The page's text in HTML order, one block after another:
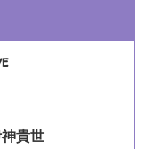
貴世